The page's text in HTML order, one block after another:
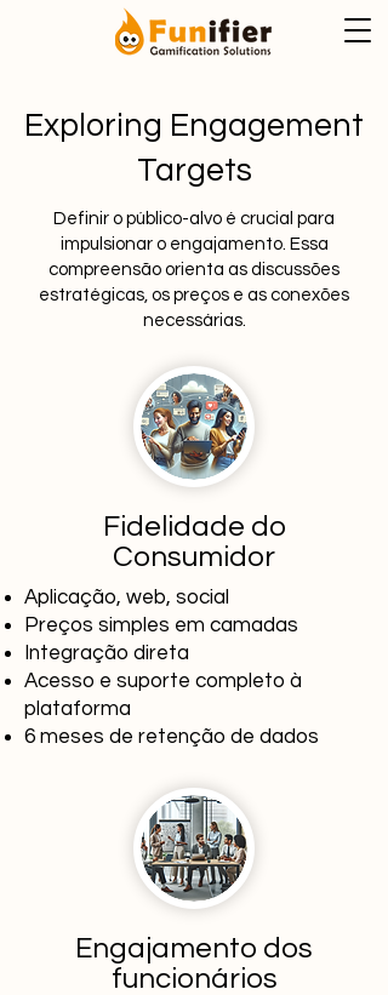
Exploring Engagement
Targets
Definir o público-alvo é crucial para
impulsionar o engajamento. Essa
compreensão orienta as discussões
estratégicas, os preços e as conexões
necessárias.
Fidelidade do
Consumidor
Aplicação, web, social
Preços simples em camadas
Integração direta
Acesso e suporte completo à
plataforma
6 meses de retenção de dados
Engajamento dos
funcionários